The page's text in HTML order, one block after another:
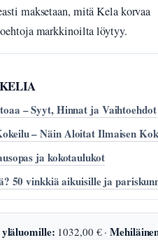
maksetaan, mitä Kela korvaa
markkinoilta löytyy.
– Syyt, Hinnat ja Vaihtoehdot
– Näin Aloitat Ilmaisen
ja kokotaulukot
50 vinkkiä aikuisille ja
1032,00 € ·